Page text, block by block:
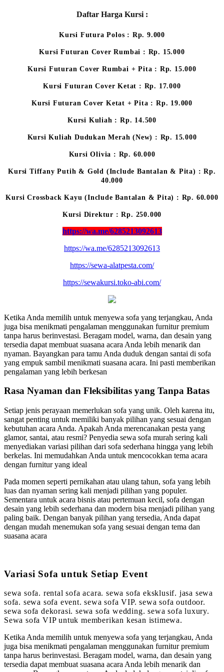
Daftar Harga Kursi :
Kursi Futura Polos : Rp. 9.000
Kursi Futuran Cover Rumbai : Rp. 15.000
Kursi Futuran Cover Rumbai + Pita : Rp. 15.000
Kursi Futuran Cover Ketat : Rp. 17.000
Kursi Futuran Cover Ketat + Pita : Rp. 19.000
Kursi Kuliah : Rp. 14.500
Kursi Kuliah Dudukan Merah (New) : Rp. 15.000
Kursi Olivia : Rp. 60.000
Kursi Tiffany Putih & Gold (Include Bantalan & Pita) : Rp.
40.000
Kursi Crossback Kayu (Include Bantalan & Pita) : Rp. 60.000
Kursi Direktur : Rp. 250.000
https://wa.me/6285213092613
https://wa.me/6285213092613
https://sewa-alatpesta.com/
https://sewakursi.toko-abi.com/
Ketika Anda memilih untuk menyewa sofa yang terjangkau, Anda
juga bisa menikmati pengalaman menggunakan furnitur premium
tanpa harus berinvestasi. Beragam model, warna, dan desain yang
tersedia dapat membuat suasana acara Anda lebih menarik dan
nyaman. Bayangkan para tamu Anda duduk dengan santai di sofa
yang empuk sambil menikmati suasana acara. Ini pasti memberikan
pengalaman yang lebih berkesan
Rasa Nyaman dan Fleksibilitas yang Tanpa Batas
Setiap jenis perayaan memerlukan sofa yang unik. Oleh karena itu,
sangat penting untuk memiliki banyak pilihan yang sesuai dengan
kebutuhan acara Anda. Apakah Anda merencanakan pesta yang
glamor, santai, atau resmi? Penyedia sewa sofa murah sering kali
menyediakan variasi pilihan dari sofa sederhana hingga yang lebih
berkelas. Ini memudahkan Anda untuk mencocokkan tema acara
dengan furnitur yang ideal
Pada momen seperti pernikahan atau ulang tahun, sofa yang lebih
luas dan nyaman sering kali menjadi pilihan yang populer.
Sementara untuk acara bisnis atau pertemuan kecil, sofa dengan
desain yang lebih sederhana dan modern bisa menjadi pilihan yang
paling baik. Dengan banyak pilihan yang tersedia, Anda dapat
dengan mudah menemukan sofa yang sesuai dengan tema dan
suasana acara
Variasi Sofa untuk Setiap Event
sewa sofa. rental sofa acara. sewa sofa eksklusif. jasa sewa
sofa. sewa sofa event. sewa sofa VIP. sewa sofa outdoor.
sewa sofa dekorasi. sewa sofa wedding. sewa sofa luxury.
Sewa sofa VIP untuk memberikan kesan istimewa.
Ketika Anda memilih untuk menyewa sofa yang terjangkau, Anda
juga bisa menikmati pengalaman menggunakan furnitur premium
tanpa harus berinvestasi. Beragam model, warna, dan desain yang
tersedia dapat membuat suasana acara Anda lebih menarik dan